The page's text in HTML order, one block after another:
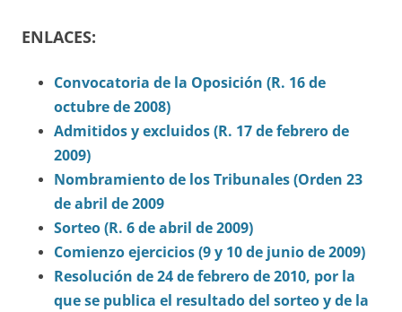
ENLACES:
Convocatoria de la Oposición (R. 16 de
octubre de 2008)
Admitidos y excluidos (R. 17 de febrero de
2009)
Nombramiento de los Tribunales (Orden 23
de abril de 2009
Sorteo (R. 6 de abril de 2009)
Comienzo ejercicios (9 y 10 de junio de 2009)
Resolución de 24 de febrero de 2010, por la
que se publica el resultado del sorteo y de la